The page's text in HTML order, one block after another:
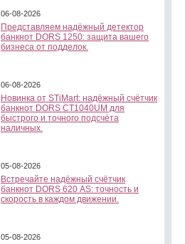
06-08-2026
Представляем надёжный детектор
банкнот DORS 1250: защита вашего
бизнеса от подделок.
06-08-2026
Новинка от STiMart: надёжный счётчик
банкнот DORS CT1040UM для
быстрого и точного подсчёта
наличных.
05-08-2026
Встречайте надёжный счётчик
банкнот DORS 620 АS: точность и
скорость в каждом движении.
05-08-2026